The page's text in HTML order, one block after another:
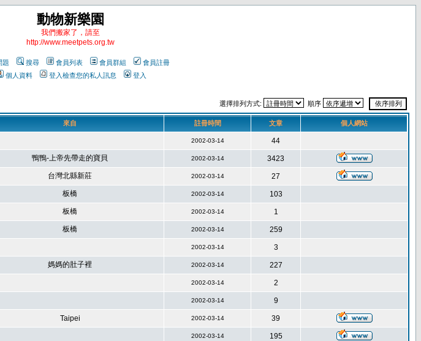
動物新樂園
我們搬家了，請至
http://www.meetpets.org.tw
題 搜尋 會員列表 會員群組
會員註冊
個人資料
登入檢查您的私人訊息 登入
選擇排列方式: 順序
來自 註冊時間 文章 個人網站
2002-03-14 44
鴨鴨-上帝先帶走的寶貝 2002-03-14 3423
台灣北縣新莊 2002-03-14 27
板橋 2002-03-14 103
板橋 2002-03-14 1
板橋 2002-03-14 259
2002-03-14 3
媽媽的肚子裡 2002-03-14 227
2002-03-14 2
2002-03-14 9
Taipei 2002-03-14 39
2002-03-14 195